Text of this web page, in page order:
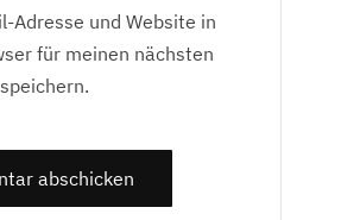
Adresse und Website in
für meinen nächsten